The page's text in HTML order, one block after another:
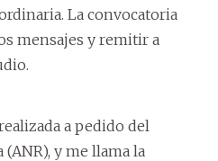
La convocatoria
mensajes y remitir a
a pedido del
y me llama la